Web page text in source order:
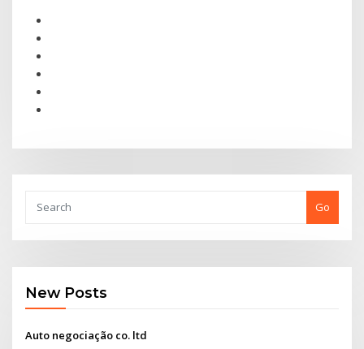
Go
New Posts
Auto negociação co. ltd